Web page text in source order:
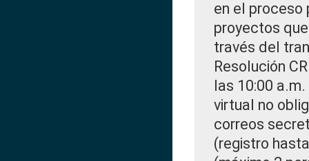
en el proceso
proyectos
través del
Resolución
las 10:00
virtual no
correos
(registro